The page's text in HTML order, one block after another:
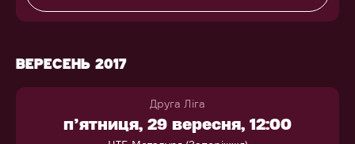
ВЕРЕСЕНЬ 2017
Друга Ліга
п’ятниця, 29 вересня, 12:00